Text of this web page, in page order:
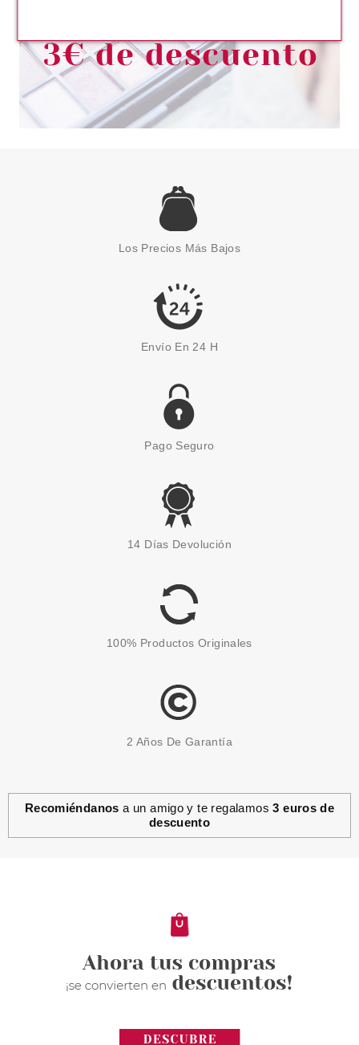
EUGENE PERMA
EUGENE PERMA PROTECTIVE
MIST 200 ML
11.80€
EUGENE PERMA
KERATINE GLOW MASCARILLA
10.99€
EUGENE PERMA
9.50€
Los Precios Más Bajos
Envío En 24 H
Pago Seguro
14 Días Devolución
100% Productos Originales
2 Años De Garantía
Recomiéndanos a un amigo y te regalamos3 euros de
descuento